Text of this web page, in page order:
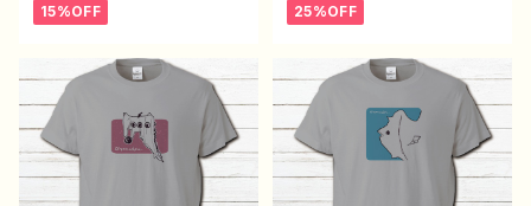
おすすめ 人気 イラスト
絵師 デザイン コラボ
オリジナル デザイン グッ
ズ 半袖シャツ タイトル：
ハリケツTシャツ 作：Hana
mi B-2
15%OFF
物 魚 モンスター クリ
的 おすすめ 人気 イラ
ストレーター クリエイタ
ー 絵師 オリジナル デ
ザイン グッズ 白 半袖
シャツ デザイン コラ
25%OFF